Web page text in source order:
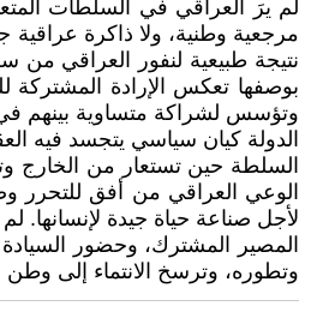
لم يرَ العراقي في السلطات
مرجعية وطنية، ولا ذاكرة عراقية
نتيجة طبيعية لنفور العراقي من
بوصفها تعكس الإرادة المشتركة
وتؤسس لشراكة متساوية بينهم
الدولة كيان سياسي يتجسد فيه
السلطة حين تستعار من الخارج
الوعي العراقي من أفق للتحرر
لأجل صناعة حياة جيدة لإنسانها.
المصير المشترك، وحضور السيادة
وتطوره، وترسخ الانتماء إلى